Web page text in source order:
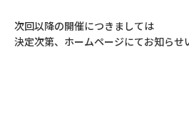
次回以降の開催につきましては
決定次第、ホームページにてお知らせ